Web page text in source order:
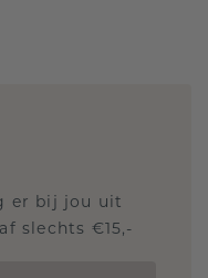
er bij jou uit
slechts €15,-